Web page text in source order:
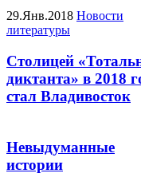
29.Янв.2018 Новости
литературы
Столицей
диктанта» в 2018
стал Владивосток
Невыдуманные
истории